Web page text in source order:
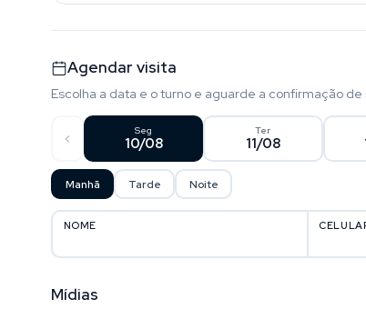
Agendar visita
Escolha a data e o turno e aguarde a confirmação
Seg
10/08
Ter
11/08
Manhã Tarde Noite
NOME
Mídias